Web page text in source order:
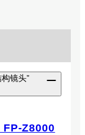
镜头”
Z8000